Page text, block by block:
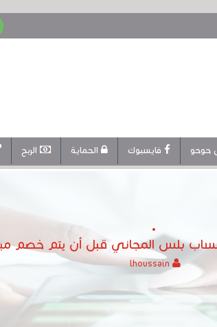
حوحو فايسبوك الحماية الربح
بلس المجاني قبل أن يتم خصم